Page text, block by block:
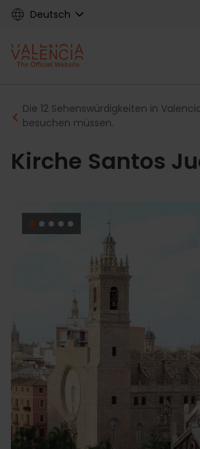
Skip
content
Deutsch
Main
navigation
Breadcrumb
Die 12 Sehenswürdigkeiten in
besuchen müssen.
Kirche Santos